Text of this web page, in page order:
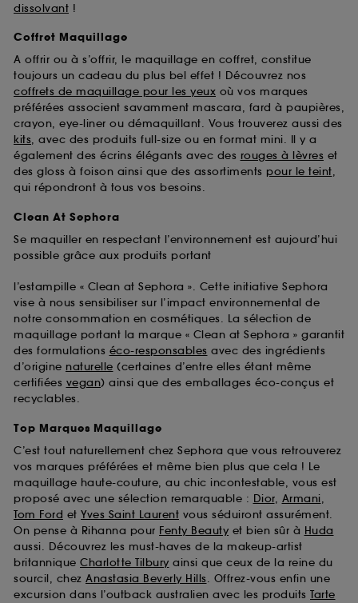
dissolvant !
Coffret Maquillage
A offrir ou à s’offrir, le maquillage en coffret, constitue
toujours un cadeau du plus bel effet ! Découvrez nos
coffrets de maquillage pour les yeux où vos marques
préférées associent savamment mascara, fard à paupières,
crayon, eye-liner ou démaquillant. Vous trouverez aussi des
kits, avec des produits full-size ou en format mini. Il y a
également des écrins élégants avec des rouges à lèvres et
des gloss à foison ainsi que des assortiments pour le teint,
qui répondront à tous vos besoins.
Clean At Sephora
Se maquiller en respectant l’environnement est aujourd’hui
possible grâce aux produits portant
l’estampille « Clean at Sephora ». Cette initiative Sephora
vise à nous sensibiliser sur l’impact environnemental de
notre consommation en cosmétiques. La sélection de
maquillage portant la marque « Clean at Sephora » garantit
des formulations éco-responsables avec des ingrédients
d’origine naturelle (certaines d’entre elles étant même
certifiées vegan) ainsi que des emballages éco-conçus et
recyclables.
Top Marques Maquillage
C’est tout naturellement chez Sephora que vous retrouverez
vos marques préférées et même bien plus que cela ! Le
maquillage haute-couture, au chic incontestable, vous est
proposé avec une sélection remarquable : Dior, Armani,
Tom Ford et Yves Saint Laurent vous séduiront assurément.
On pense à Rihanna pour Fenty Beauty et bien sûr à Huda
aussi. Découvrez les must-haves de la makeup-artist
britannique Charlotte Tilbury ainsi que ceux de la reine du
sourcil, chez Anastasia Beverly Hills. Offrez-vous enfin une
excursion dans l’outback australien avec les produits Tarte